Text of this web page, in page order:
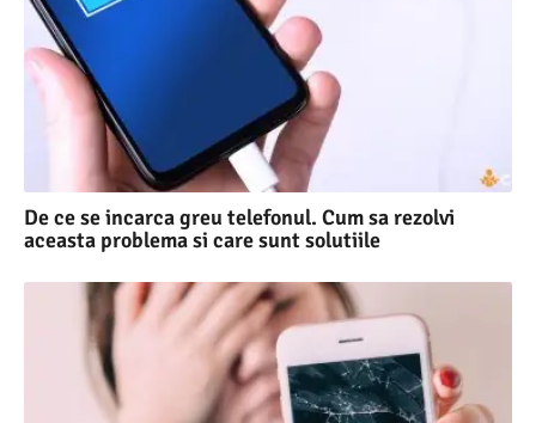
De ce se incarca greu telefonul. Cum sa rezolvi
aceasta problema si care sunt solutiile